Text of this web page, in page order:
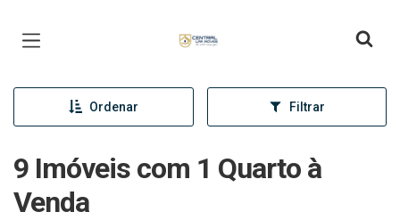
Ordenar Filtrar
9 Imóveis com 1 Quarto à
Venda